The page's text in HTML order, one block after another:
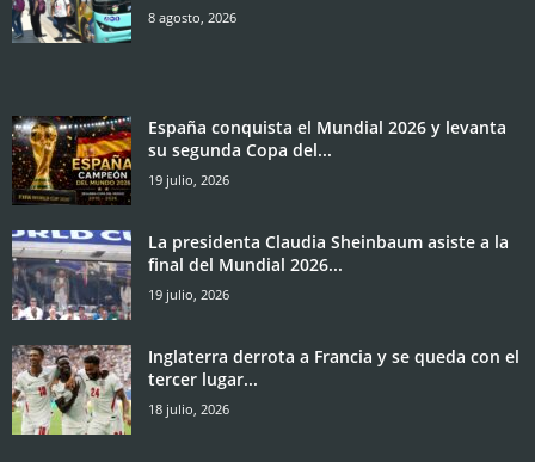
8 agosto, 2026
España conquista el Mundial 2026 y levanta
su segunda Copa del...
19 julio, 2026
La presidenta Claudia Sheinbaum asiste a la
final del Mundial 2026...
19 julio, 2026
Inglaterra derrota a Francia y se queda con el
tercer lugar...
18 julio, 2026